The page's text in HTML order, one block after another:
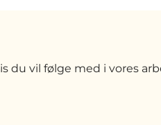
du vil følge med i vores